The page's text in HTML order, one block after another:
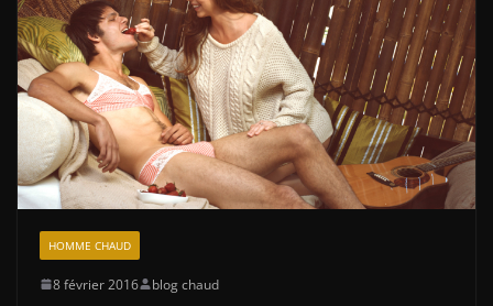
HOMME CHAUD
8 février 2016 blog chaud